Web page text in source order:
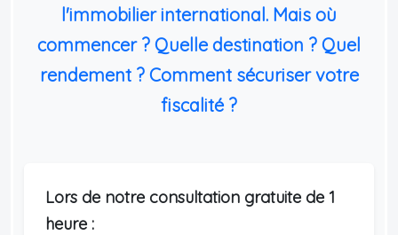
l'immobilier international. Mais où
commencer ? Quelle destination ? Quel
rendement ? Comment sécuriser votre
fiscalité ?
Lors de notre consultation gratuite de 1
heure :